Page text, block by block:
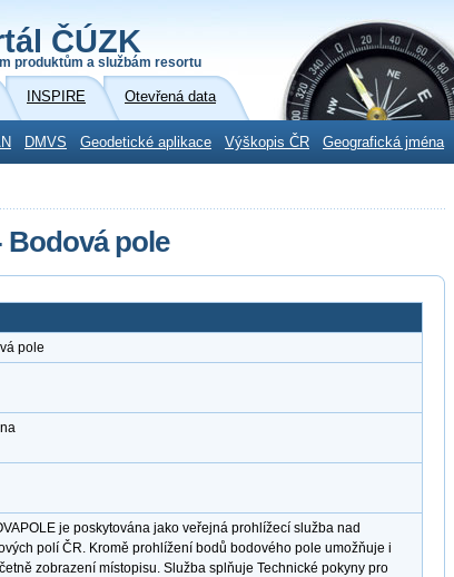
ČÚZK
produktům a službám resortu
INSPIRE Otevřená data
DMVS Geodetické aplikace Výškopis ČR Geografická jména
Bodová pole
pole
je poskytována jako veřejná prohlížecí služba nad
polí ČR. Kromě prohlížení bodů bodového pole umožňuje i
zobrazení místopisu. Služba splňuje Technické pokyny pro